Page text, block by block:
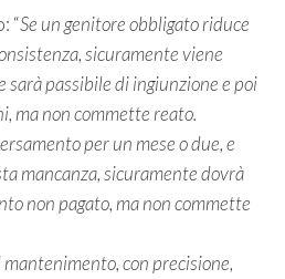
“Se un genitore obbligato riduce
sicuramente viene
sarà passibile di ingiunzione e poi
ma non commette reato.
per un mese o due, e
mancanza, sicuramente dovrà
non pagato, ma non commette
con precisione,